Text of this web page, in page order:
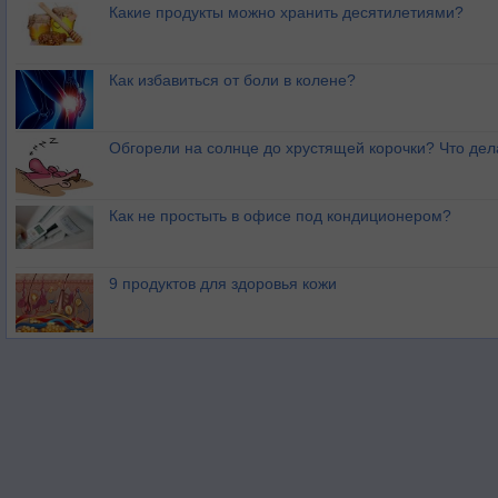
Какие продукты можно хранить десятилетиями?
Как избавиться от боли в колене?
Обгорели на солнце до хрустящей корочки? Что
Как не простыть в офисе под кондиционером?
9 продуктов для здоровья кожи